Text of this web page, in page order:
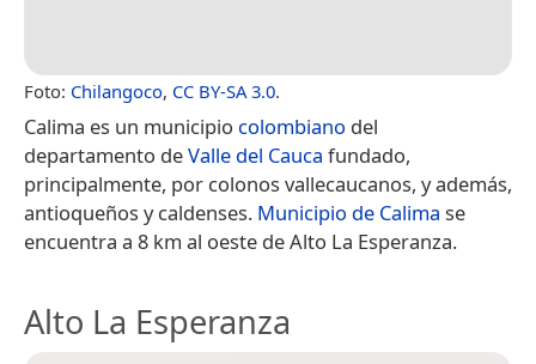
Foto: Chilangoco, CC BY-SA 3.0.
Calima es un municipio colombiano del
departamento deValle del Cauca fundado,
principalmente, por colonos vallecaucanos, y además,
antioqueños y caldenses. Municipio de Calima se
encuentra a 8 km al oeste de Alto La Esperanza.
Alto La Esperanza